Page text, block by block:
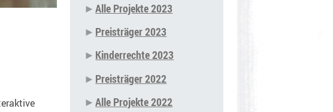
Alle Projekte 2023
Preisträger 2023
Kinderrechte 2023
Preisträger 2022
Alle Projekte 2022